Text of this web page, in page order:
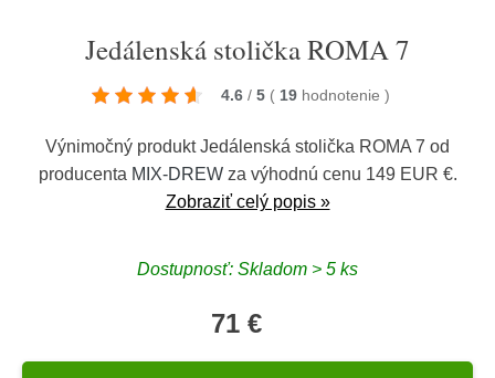
Jedálenská stolička ROMA 7
4.6 / 5 ( 19 hodnotenie )
Výnimočný produkt Jedálenská stolička ROMA 7 od
producenta MIX-DREWza výhodnú cenu 149 EUR €.
Zobraziť celý popis »
Dostupnosť: Skladom > 5 ks
71 €